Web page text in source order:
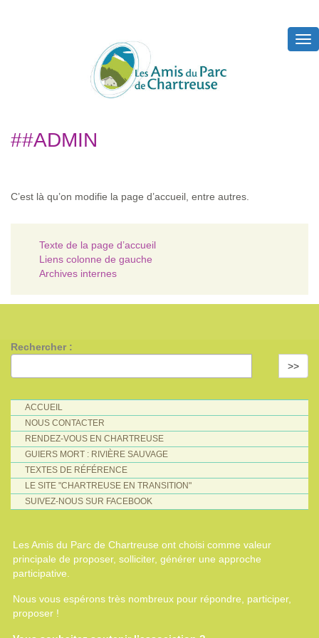
##ADMIN
C’est là qu’on modifie la page d’accueil, entre autres.
Texte de la page d’accueil
Liens colonne de gauche
Archives internes
Rechercher :
>>
ACCUEIL
NOUS CONTACTER
RENDEZ-VOUS EN CHARTREUSE
GUIERS MORT : RIVIÈRE SAUVAGE
TEXTES DE RÉFÉRENCE
LE SITE "CHARTREUSE EN TRANSITION"
SUIVEZ-NOUS SUR FACEBOOK
Les Amis du Parc de Chartreuse ont choisi comme valeur
principale de proposer, solliciter, générer une approche
participative.
Nous vous espérons très nombreux pour répondre, participer,
proposer !